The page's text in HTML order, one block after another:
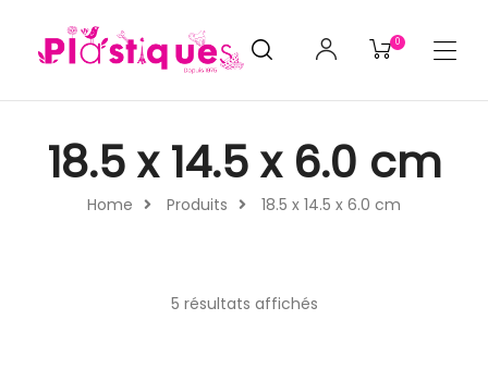
0
Home Produits 18.5 x 14.5 x 6.0 cm
18.5 x 14.5 x 6.0 cm
5 résultats affichés